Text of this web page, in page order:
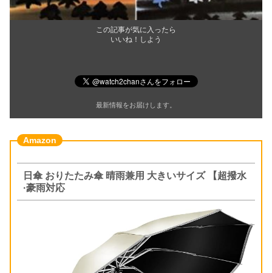
この記事が気に入ったら
いいね！しよう
最新情報をお届けします。
日傘 おりたたみ傘 晴雨兼用 大きいサイズ 【超撥水
·豪雨対応